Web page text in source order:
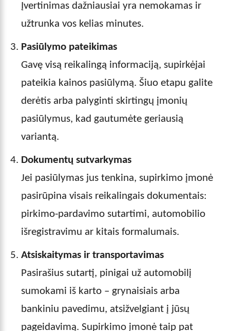
Įvertinimas dažniausiai yra nemokamas ir
užtrunka vos kelias minutes.
Pasiūlymo pateikimas
Gavę visą reikalingą informaciją, supirkėjai
pateikia kainos pasiūlymą. Šiuo etapu galite
derėtis arba palyginti skirtingų įmonių
pasiūlymus, kad gautumėte geriausią
variantą.
Dokumentų sutvarkymas
Jei pasiūlymas jus tenkina, supirkimo įmonė
pasirūpina visais reikalingais dokumentais:
pirkimo-pardavimo sutartimi, automobilio
išregistravimu ar kitais formalumais.
Atsiskaitymas ir transportavimas
Pasirašius sutartį, pinigai už automobilį
sumokami iš karto – grynaisiais arba
bankiniu pavedimu, atsižvelgiant į jūsų
pageidavimą. Supirkimo įmonė taip pat